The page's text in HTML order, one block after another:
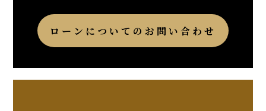
ローンについてのお問い合わせ